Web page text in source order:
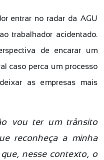
entrar no radar da AGU
trabalhador acidentado.
de encarar um
caso perca um processo
as empresas mais
vou ter um trânsito
reconheça a minha
nesse contexto, o